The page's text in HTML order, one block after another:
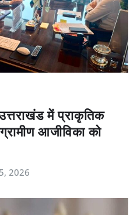
में प्राकृतिक
आजीविका को
2026